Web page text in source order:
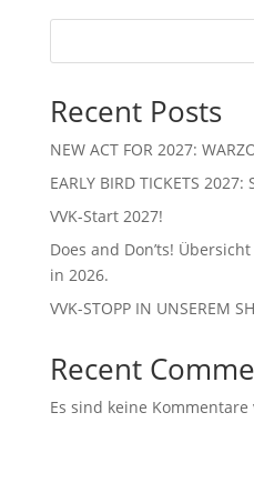
Recent Posts
NEW ACT FOR 2027:
EARLY BIRD TICKETS 2027:
VVK-Start 2027!
Does and Don’ts!
in 2026.
VVK-STOPP IN UNSEREM
Recent
Es sind keine